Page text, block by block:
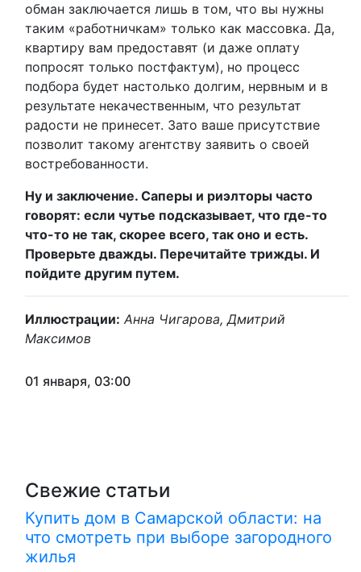
обман заключается лишь в том, что вы нужны
таким «работничкам» только как массовка. Да,
квартиру вам предоставят (и даже оплату
попросят только постфактум), но процесс
подбора будет настолько долгим, нервным и в
результате некачественным, что результат
радости не принесет. Зато ваше присутствие
позволит такому агентству заявить о своей
востребованности.
Ну и заключение. Саперы и риэлторы часто
говорят: если чутье подсказывает, что где-то
что-то не так, скорее всего, так оно и есть.
Проверьте дважды. Перечитайте трижды. И
пойдите другим путем.
Иллюстрации: Анна Чигарова, Дмитрий
Максимов
01 января, 03:00
Свежие статьи
Купить дом в Самарской области: на
что смотреть при выборе загородного
жилья